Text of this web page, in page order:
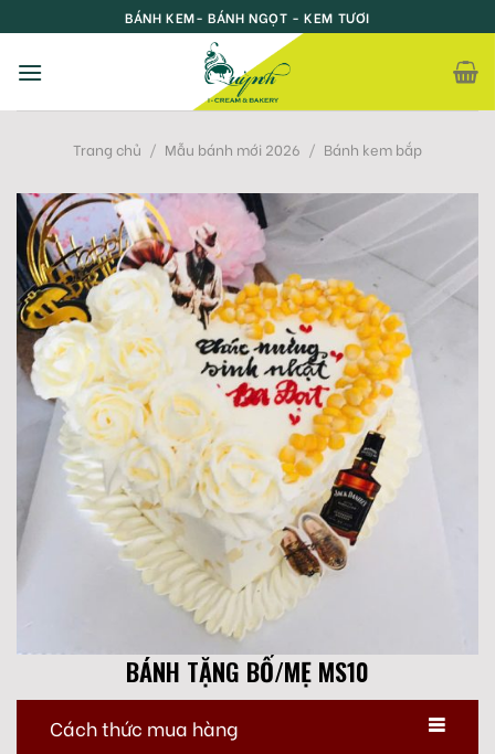
to
content
BÁNH KEM- BÁNH NGỌT - KEM TƯƠI
Trang chủ / Mẫu bánh mới 2026 / Bánh kem bắp
BÁNH TẶNG BỐ/MẸ MS10
Cách thức mua hàng